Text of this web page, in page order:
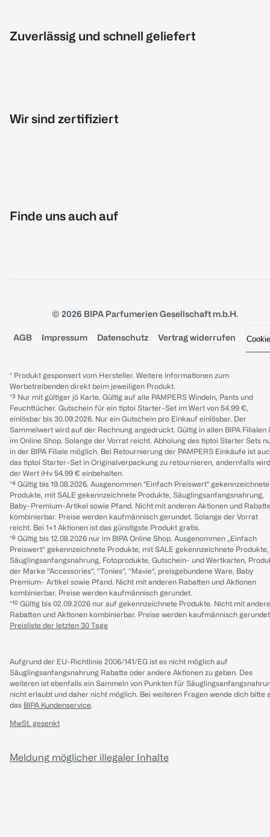
Zuverlässig und schnell geliefert
Wir sind zertifiziert
Finde uns auch auf
© 2026 BIPA Parfumerien Gesellschaft m.b.H.
AGB Impressum Datenschutz Vertrag widerrufen
* Produkt gesponsert vom Hersteller. Weitere Informationen zum
Werbetreibenden direkt beim jeweiligen Produkt.
*³ Nur mit gültiger jö Karte. Gültig auf alle PAMPERS Windeln, Pants und
Feuchttücher. Gutschein für ein tiptoi Starter-Set im Wert von 54.99 €,
einlösbar bis 30.09.2026. Nur ein Gutschein pro Einkauf einlösbar. Der
Sammelwert wird auf der Rechnung angedruckt. Gültig in allen BIPA Filialen
im Online Shop. Solange der Vorrat reicht. Abholung des tiptoi Starter Sets
in der BIPA Filiale möglich. Bei Retournierung der PAMPERS Einkäufe ist
das tiptoi Starter-Set in Originalverpackung zu retournieren, andernfalls wird
der Wert iHv 54.99 € einbehalten.
*⁴ Gültig bis 19.08.2026. Ausgenommen "Einfach Preiswert" gekennzeichnete
Produkte, mit SALE gekennzeichnete Produkte, Säuglingsanfangsnahrung,
Baby-Premium-Artikel sowie Pfand. Nicht mit anderen Aktionen und
kombinierbar. Preise werden kaufmännisch gerundet. Solange der Vorrat
reicht. Bei 1+1 Aktionen ist das günstigste Produkt gratis.
*⁸ Gültig bis 12.08.2026 nur im BIPA Online Shop. Ausgenommen „Einfach
Preiswert“ gekennzeichnete Produkte, mit SALE gekennzeichnete Produkte,
Säuglingsanfangsnahrung, Fotoprodukte, Gutschein- und Wertkarten,
der Marke “Accessories“, “Tonies“, “Mavie“, preisgebundene Ware, Baby
Premium- Artikel sowie Pfand. Nicht mit anderen Rabatten und Aktionen
kombinierbar. Preise werden kaufmännisch gerundet.
*¹⁰ Gültig bis 02.09.2026 nur auf gekennzeichnete Produkte. Nicht mit
Rabatten und Aktionen kombinierbar. Preise werden kaufmännisch
Preisliste der letzten 30 Tage
Aufgrund der EU-Richtlinie 2006/141/EG ist es nicht möglich auf
Säuglingsanfangsnahrung Rabatte oder andere Aktionen zu geben. Des
weiteren ist ebenfalls ein Sammeln von Punkten für
nicht erlaubt und daher nicht möglich. Bei weiteren Fragen wende dich bitte
das BIPA Kundenservice.
MwSt. gesenkt
Meldung möglicher illegaler Inhalte